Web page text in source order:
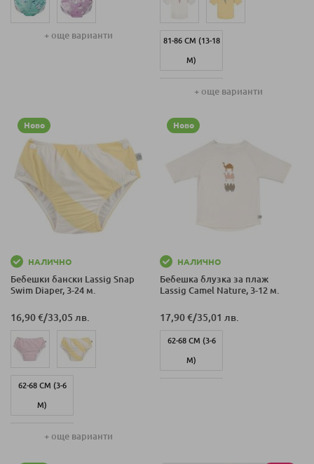
+ още варианти
81-86 СМ (13-18
М)
87-92 СМ (19-24
62-68 СМ (3-6
+ още варианти
Ново
НАЛИЧНО
Бебешки бански Lassig Snap
Swim Diaper, 3-24 м.
16,90 €/33,05 лв.
62-68 СМ (3-6
М)
86-92 СМ (12-24+ още варианти
Ново
НАЛИЧНО
Бебешка блузка за плаж
Lassig Camel Nature, 3-12 м.
17,90 €/35,01 лв.
62-68 СМ (3-6
М)